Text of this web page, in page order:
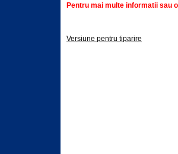
Pentru mai multe informatii sau
Versiune pentru tiparire